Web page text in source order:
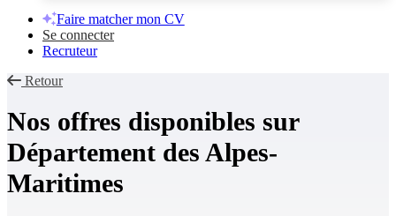
Faire matcher mon CV
Se connecter
Recruteur
Retour
Nos offres disponibles sur
Département des Alpes-
Maritimes